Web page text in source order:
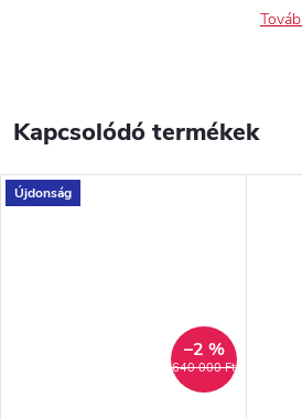
Kapcsolódó termékek
Újdonság
640 000 Ft
–2 %